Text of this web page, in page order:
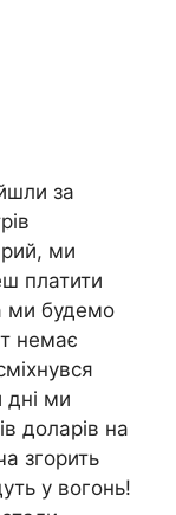
за
ми
платити
ми будемо
немає
дні ми
доларів на
згорить
у вогонь!